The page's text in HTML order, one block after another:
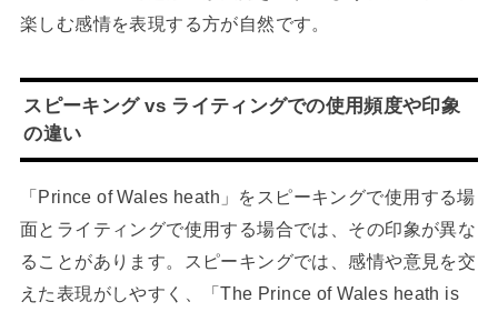
楽しむ感情を表現する方が自然です。
スピーキング vs ライティングでの使用頻度や印象
の違い
「Prince of Wales heath」をスピーキングで使用する場
面とライティングで使用する場合では、その印象が異な
ることがあります。スピーキングでは、感情や意見を交
えた表現がしやすく、「The Prince of Wales heath is